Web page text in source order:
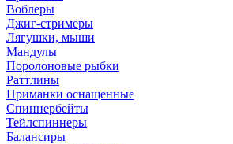
Воблеры
Джиг-стримеры
Лягушки, мыши
Мандулы
Поролоновые рыбки
Раттлины
Приманки оснащенные
Спиннербейты
Тейлспиннеры
Балансиры